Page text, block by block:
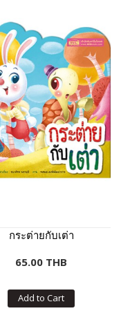
กระต่ายกับเต่า
65.00 THB
Add to Cart